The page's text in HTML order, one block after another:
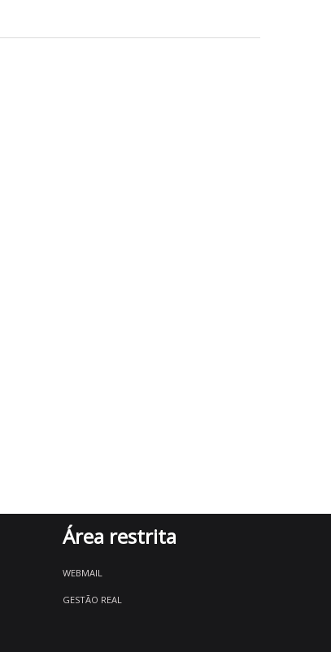
Área restrita
WEBMAIL
GESTÃO REAL